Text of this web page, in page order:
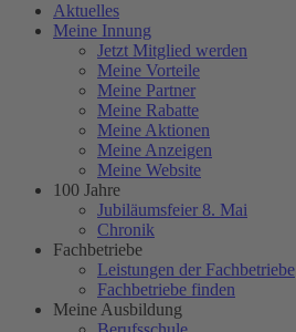
Aktuelles
Meine Innung
Jetzt Mitglied werden
Meine Vorteile
Meine Partner
Meine Rabatte
Meine Aktionen
Meine Anzeigen
Meine Website
100 Jahre
Jubiläumsfeier 8. Mai
Chronik
Fachbetriebe
Leistungen der Fachbetriebe
Fachbetriebe finden
Meine Ausbildung